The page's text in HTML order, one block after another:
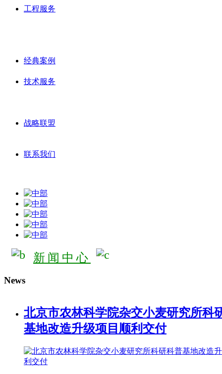
工程服务
经典案例
技术服务
战略联盟
联系我们
新闻中心
News
北京市农林科学院杂交小麦研究所科
基地改造升级项目顺利交付